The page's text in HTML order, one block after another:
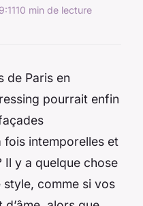
10 min de lecture
de Paris en
pourrait enfin
fois intemporelles et
Il y a quelque chose
style, comme si vos